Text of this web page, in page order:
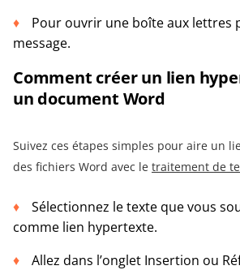
Pour ouvrir une boîte aux lettres
message.
Comment créer un lien
un document Word
Suivez ces étapes simples pour aire un
des fichiers Word avec le traitement de
Sélectionnez le texte que vous
comme lien hypertexte.
Allez dans l’onglet Insertion ou